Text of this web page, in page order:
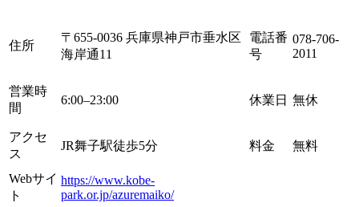
住所
〒655-0036 兵庫県神戸市垂水区
海岸通11
電話番
号
078-706-
2011
営業時
間
6:00–23:00 休業日 無休
アクセ
ス
JR舞子駅徒歩5分 料金 無料
Webサイ
ト
https://www.kobe-
park.or.jp/azuremaiko/